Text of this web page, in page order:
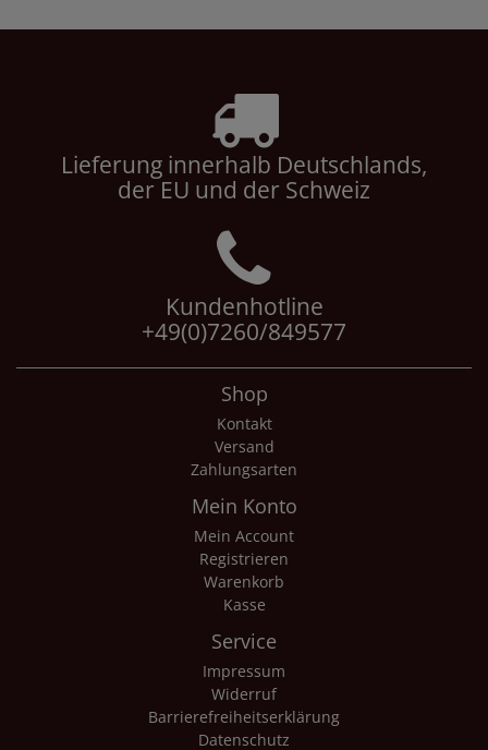
Lieferung innerhalb Deutschlands,
der EU und der Schweiz
Kundenhotline
+49(0)7260/849577
Shop
Kontakt
Versand
Zahlungsarten
Mein Konto
Mein Account
Registrieren
Warenkorb
Kasse
Service
Impressum
Widerruf
Barrierefreiheitserklärung
Datenschutz